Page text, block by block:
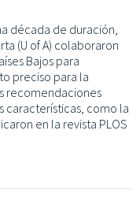
década de duración,
(U of A) colaboraron
Bajos para
preciso para la
recomendaciones
características, como la
en la revista PLOS